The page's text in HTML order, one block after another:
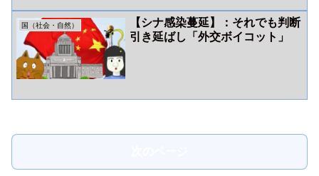
国（社会・自然）
【シナ感染蔓延】：それでも判断
引き延ばし「外交ボイコット」